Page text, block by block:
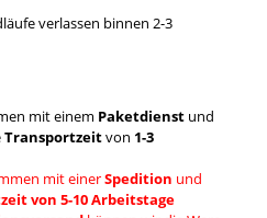
verlassen binnen 2-3
mit einem Paketdienstund
Transportzeitvon 1-3
mit einerSpedition und
von 5-10 Arbeitstage